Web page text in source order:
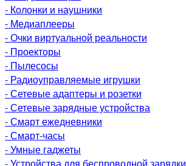
- Колонки и наушники
- Медиаплееры
- Очки виртуальной реальности
- Проекторы
- Пылесосы
- Радиоуправляемые игрушки
- Сетевые адаптеры и розетки
- Сетевые зарядные устройства
- Смарт ежедневники
- Смарт-часы
- Умные гаджеты